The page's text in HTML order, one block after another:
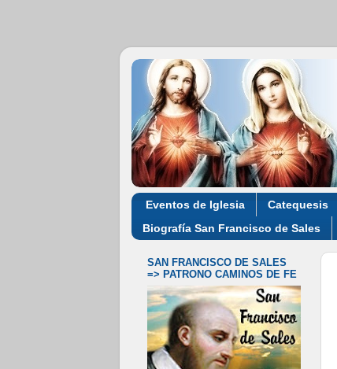
Eventos de Iglesia Catequesis
Biografía San Francisco de Sales
SAN FRANCISCO DE SALES
=> PATRONO CAMINOS DE FE